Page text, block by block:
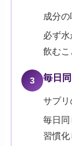
成分
必ず
飲むこ
3 毎日
サプ
毎日
習慣化